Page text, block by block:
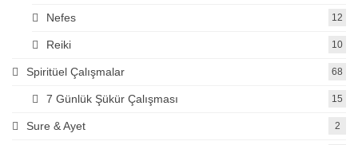
Nefes 12
Reiki 10
Spiritüel Çalışmalar 68
7 Günlük Şükür Çalışması 15
Sure & Ayet 2